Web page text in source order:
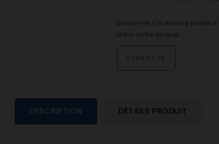
personne n'a encore posté
dans cette langue
EVALUEZ-LE
DESCRIPTION DÉTAILS PRODUIT